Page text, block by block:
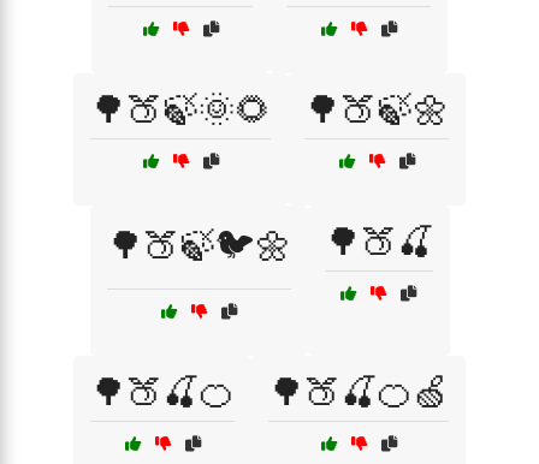
🌳🍑🍃🌞🌻 🌳🍑🍃🌼
🌳🍑🍃🐦🌼 🌳🍑🍒
🌳🍑🍒🍊 🌳🍑🍒🍊🍏